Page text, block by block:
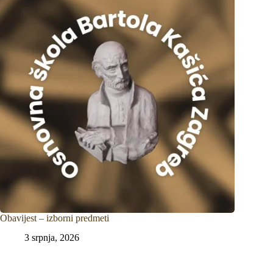
Obavijest – izborni predmeti
3 srpnja, 2026